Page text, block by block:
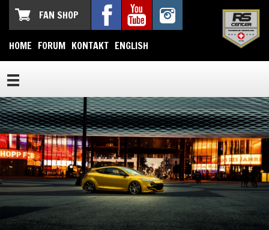
FAN SHOP
HOME FORUM KONTAKT ENGLISH